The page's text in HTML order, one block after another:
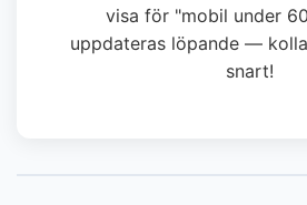
visa för "mobil under
uppdateras löpande —
snart!